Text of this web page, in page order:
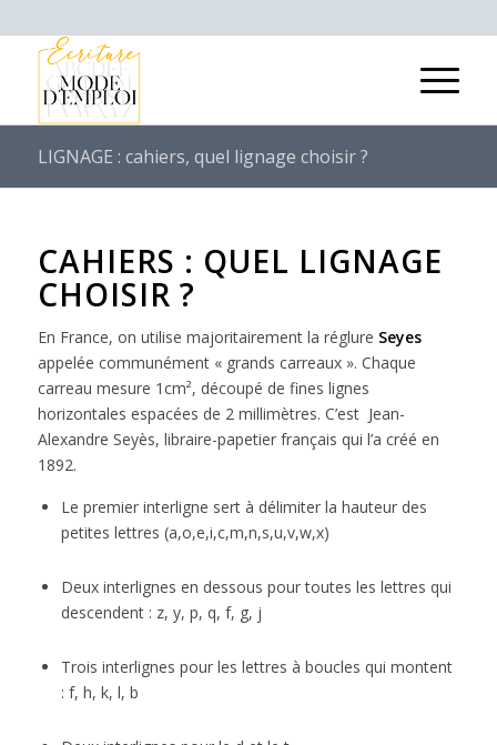
LIGNAGE : cahiers, quel lignage choisir ?
CAHIERS : QUEL LIGNAGE
CHOISIR ?
En France, on utilise majoritairement la réglure Seyes
appelée communément « grands carreaux ». Chaque
carreau mesure 1cm², découpé de fines lignes
horizontales espacées de 2 millimètres. C’est Jean-
Alexandre Seyès, libraire-papetier français qui l’a créé en
1892.
Le premier interligne sert à délimiter la hauteur des
petites lettres (a,o,e,i,c,m,n,s,u,v,w,x)
Deux interlignes en dessous pour toutes les lettres qui
descendent : z, y, p, q, f, g, j
Trois interlignes pour les lettres à boucles qui montent
: f, h, k, l, b